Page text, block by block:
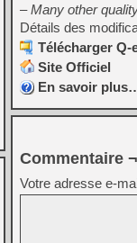
– Many other
Détails des
Télécharger Q-
Site Officiel
En savoir
Commentaire ¬
Votre adresse e-